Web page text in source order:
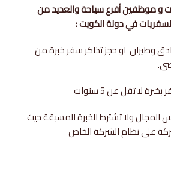
موظفين أفرع سياحة والعديد من
في دولة الكويت :
وطيران او حجز تذاكر سفر خبرة من
ولا تشترط الخبرة المسبقة حيث
على نظام الشركة الخاص